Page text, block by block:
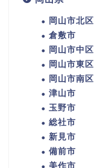
岡山市北区
倉敷市
岡山市中区
岡山市東区
岡山市南区
津山市
玉野市
総社市
新見市
備前市
美作市